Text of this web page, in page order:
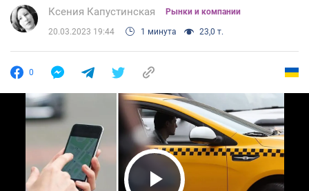
Ксения Капустинская Рынки и компании
20.03.2023 19:44 1 минута 23,0 т.
0